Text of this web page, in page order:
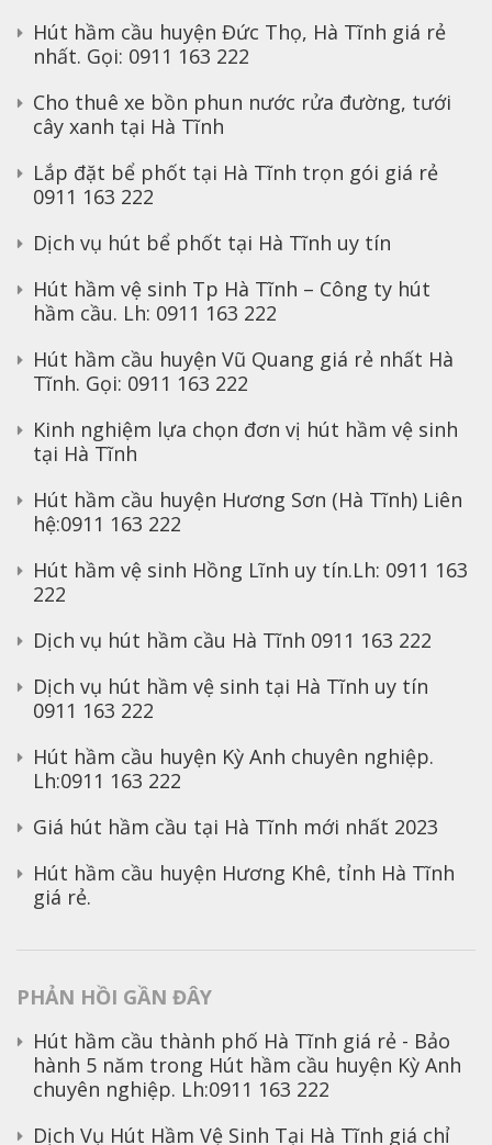
Hút hầm cầu huyện Đức Thọ, Hà Tĩnh giá rẻ
nhất. Gọi: 0911 163 222
Cho thuê xe bồn phun nước rửa đường, tưới
cây xanh tại Hà Tĩnh
Lắp đặt bể phốt tại Hà Tĩnh trọn gói giá rẻ
0911 163 222
Dịch vụ hút bể phốt tại Hà Tĩnh uy tín
Hút hầm vệ sinh Tp Hà Tĩnh – Công ty hút
hầm cầu. Lh: 0911 163 222
Hút hầm cầu huyện Vũ Quang giá rẻ nhất Hà
Tĩnh. Gọi: 0911 163 222
Kinh nghiệm lựa chọn đơn vị hút hầm vệ sinh
tại Hà Tĩnh
Hút hầm cầu huyện Hương Sơn (Hà Tĩnh) Liên
hệ:0911 163 222
Hút hầm vệ sinh Hồng Lĩnh uy tín.Lh: 0911 163
222
Dịch vụ hút hầm cầu Hà Tĩnh 0911 163 222
Dịch vụ hút hầm vệ sinh tại Hà Tĩnh uy tín
0911 163 222
Hút hầm cầu huyện Kỳ Anh chuyên nghiệp.
Lh:0911 163 222
Giá hút hầm cầu tại Hà Tĩnh mới nhất 2023
Hút hầm cầu huyện Hương Khê, tỉnh Hà Tĩnh
giá rẻ.
PHẢN HỒI GẦN ĐÂY
Hút hầm cầu thành phố Hà Tĩnh giá rẻ - Bảo
hành 5 năm trong Hút hầm cầu huyện Kỳ Anh
chuyên nghiệp. Lh:0911 163 222
Dịch Vụ Hút Hầm Vệ Sinh Tại Hà Tĩnh giá chỉ